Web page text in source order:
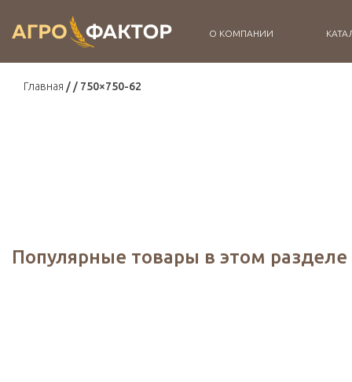
О КОМПАНИИ
Главная 750×750-62
Популярные товары в этом разделе